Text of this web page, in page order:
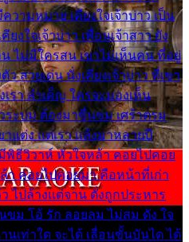
วามหมาย เคียงใจเจ้าบ่าว เป็น
งใจเจ้าบ่าว เพื่อนเจ้าสาว ยัง
ไม่มีใครสน เขาไม่เห็นคน ที่อยู่
ว สวยเด่น นั่งเคียงเจ้าบ่าว ที่เขา
เรา ลำเค็ญ ใครจะมองเห็น
ระบม ต้องมาขื่นขม เศร้าตรม
แต่ง แต่เรา แล้งมาหลายปี
พิธีวิวาห์ หัวใจหล้า คอยไปคอย
า คอยไปคอยมา คือหน้าที่เก่า
ไปล้างแต่จาน ดั่งถูกประหาร
ขม โอ้ รัก ลอยลม ไม่สม ดัง ใจ
นเท่าใด จะได้ เลื่อนขั้นบันได ได้